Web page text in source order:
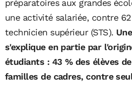
préparatoires aux grandes
une activité salariée, contre
technicien supérieur (STS).
s'explique en partie par
étudiants : 43 % des élèves
familles de cadres, contre